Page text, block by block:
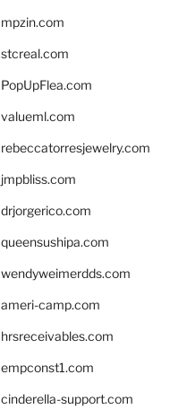
mpzin.com
stcreal.com
PopUpFlea.com
valueml.com
rebeccatorresjewelry.com
jmpbliss.com
drjorgerico.com
queensushipa.com
wendyweimerdds.com
ameri-camp.com
hrsreceivables.com
empconst1.com
cinderella-support.com